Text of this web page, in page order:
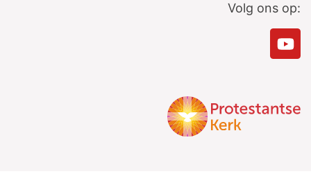
Volg ons op: